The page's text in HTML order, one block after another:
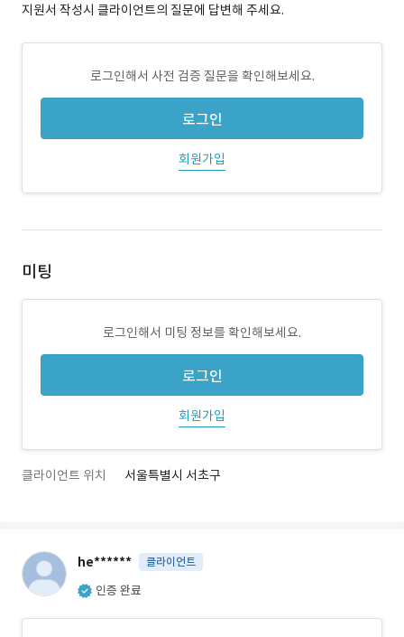
지원서 작성시 클라이언트의 질문에 답변해 주세요.
로그인해서 사전 검증 질문을 확인해보세요.
로그인
회원가입
미팅
로그인해서 미팅 정보를 확인해보세요.
로그인
회원가입
클라이언트 위치 서울특별시 서초구
he****** 클라이언트
인증 완료